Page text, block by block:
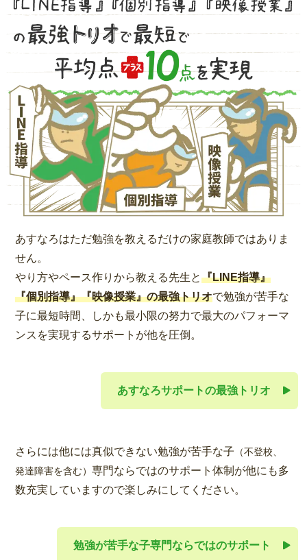
あすなろはただ勉強を教えるだけの家庭教師ではありま
せん。
やり方やペース作りから教える先生と『LINE指導』
『個別指導』『映像授業』の最強トリオで勉強が苦手な
子に最短時間、しかも最小限の努力で最大のパフォーマ
ンスを実現するサポートが他を圧倒。
あすなろサポートの最強トリオ
さらには他には真似できない勉強が苦手な子 （不登校、
発達障害を含む）専門ならではのサポート体制が他にも多
数充実していますので楽しみにしてください。
勉強が苦手な子専門ならではのサポート